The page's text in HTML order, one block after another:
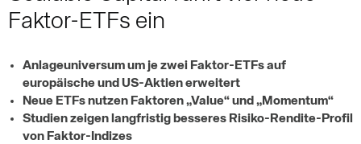
Faktor-ETFs ein
Anlageuniversum um je zwei Faktor-ETFs auf
europäische und US-Aktien erweitert
Neue ETFs nutzen Faktoren „Value“ und „Momentum“
Studien zeigen langfristig besseres Risiko-Rendite-Profil
von Faktor-Indizes